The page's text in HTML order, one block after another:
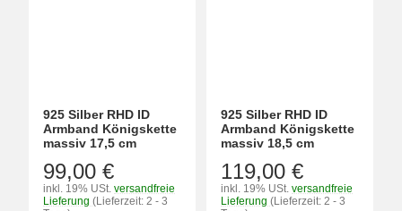
925 Silber RHD ID
Armband Königskette
massiv 17,5 cm
99,00 €
inkl. 19% USt. versandfreie
Lieferung (Lieferzeit: 2 - 3
925 Silber RHD ID
Armband Königskette
massiv 18,5 cm
119,00 €
inkl. 19% USt. versandfreie
Lieferung (Lieferzeit: 2 - 3